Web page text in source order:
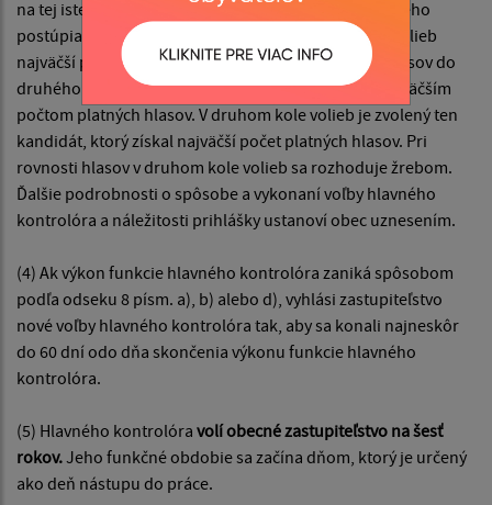
na tej istej schôdzi vykoná druhé kolo volieb, do ktorého
postúpia dvaja kandidáti, ktorí získali v prvom kole volieb
najväčší počet platných hlasov. V prípade rovnosti hlasov do
druhého kola volieb postupujú všetci kandidáti s najväčším
počtom platných hlasov. V druhom kole volieb je zvolený ten
kandidát, ktorý získal najväčší počet platných hlasov. Pri
rovnosti hlasov v druhom kole volieb sa rozhoduje žrebom.
Ďalšie podrobnosti o spôsobe a vykonaní voľby hlavného
kontrolóra a náležitosti prihlášky ustanoví obec uznesením.
(4) Ak výkon funkcie hlavného kontrolóra zaniká spôsobom
podľa odseku 8 písm. a), b) alebo d), vyhlási zastupiteľstvo
nové voľby hlavného kontrolóra tak, aby sa konali najneskôr
do 60 dní odo dňa skončenia výkonu funkcie hlavného
kontrolóra.
(5) Hlavného kontrolóra volí obecné zastupiteľstvo na šesť
rokov.Jeho funkčné obdobie sa začína dňom, ktorý je určený
ako deň nástupu do práce.